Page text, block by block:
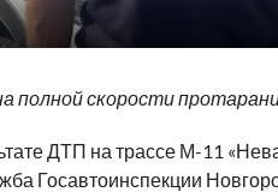
полной скорости
ДТП на трассе М-11
Госавтоинспекции